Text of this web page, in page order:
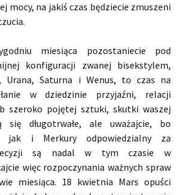
mocy, na jakiś czas będziecie zmuszeni
miesiąca pozostaniecie pod
konfiguracji zwanej bisekstylem,
Urana, Saturna i Wenus, to czas na
w dziedzinie przyjaźni, relacji
szeroko pojętej sztuki, skutki waszej
się długotrwałe, ale uważajcie, bo
jak i Merkury odpowiedzialny za
są nadal w tym czasie w
więc rozpoczynania ważnych spraw
miesiąca. 18 kwietnia Mars opuści